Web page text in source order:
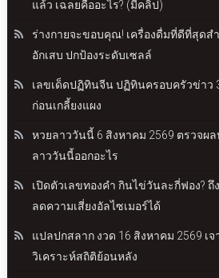
แล้ว เฉลยคืออะไร? (มีคลิป)
ร่างกายจะขอบคุณ! เครื่องดื่มที่ดีที่สุดส
อักเสบ ปกป้องระดับเซลล์
เลขเด็ดปฏิทินจีน ปฏิทินครอบครัวข่าว
ก่อนเกลี้ยงแผง
หวยลาววันนี้ 6 สิงหาคม 2569 ตรวจผ
ลาววันนี้ออกอะไร
เปิดตัวเลขทองคำ กินไข่วันละกี่ฟอง? ถึ
ลดความเสี่ยงอัลไซเมอร์ได้
แปลปกสลาก งวด 16 สิงหาคม 2569 เ
วิเคราะห์สถิติย้อนหลัง